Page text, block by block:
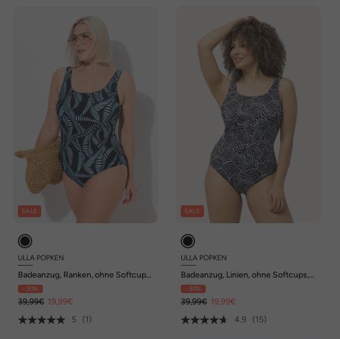
SALE
ULLA POPKEN
Badeanzug, Ranken, ohne Softcups,
Rundhals
- 50%
39,99€ 19,99€
5
(1)
SALE
ULLA POPKEN
Badeanzug, Linien, ohne Softcups,
Unterbrustband
- 50%
39,99€ 19,99€
4.9
(15)